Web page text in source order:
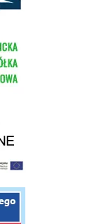
Krakow Rudzice